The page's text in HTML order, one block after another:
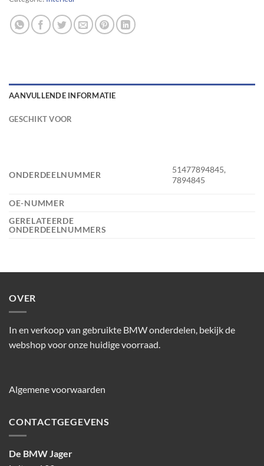
AANVULLENDE INFORMATIE
GESCHIKT VOOR
ONDERDEELNUMMER
51477894845,
7894845
OE-NUMMER
GERELATEERDE
ONDERDEELNUMMERS
OVER
In en verkoop van gebruikte BMW onderdelen, bekijk de
webshop voor onze huidige voorraad.
Algemene voorwaarden
CONTACTGEGEVENS
De BMW Jager